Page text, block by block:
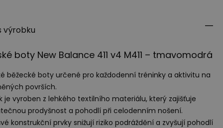
výrobku
boty New Balance 411 v4 M411 – tmavomodrá
běžecké boty určené pro každodenní tréninky a aktivitu na
površích.
je vyroben z lehkého textilního materiálu, který zajišťuje
prodyšnost a pohodlí při celodenním nošení.
konstrukční prvky snižují riziko podráždění a zvyšují pohodlí